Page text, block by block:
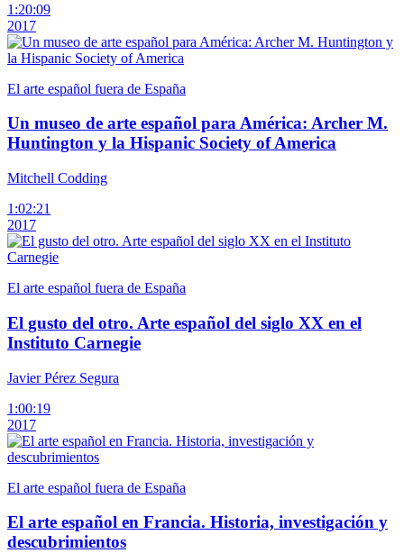
1:20:09
2017
El arte español fuera de España
Un museo de arte español para América: Archer M.
Huntington y la Hispanic Society of America
Mitchell Codding
1:02:21
2017
El arte español fuera de España
El gusto del otro. Arte español del siglo XX en el
Instituto Carnegie
Javier Pérez Segura
1:00:19
2017
El arte español fuera de España
El arte español en Francia. Historia, investigación y
descubrimientos